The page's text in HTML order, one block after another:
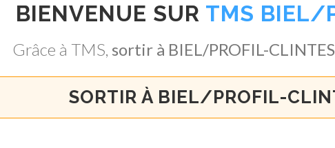
BIENVENUE SUR TMS BIEL/
Grâce à TMS, sortir à BIEL/PROFIL-
SORTIR À BIEL/PROFIL-